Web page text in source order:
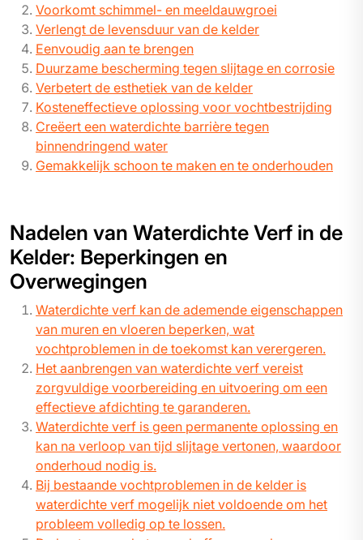
Voorkomt schimmel- en meeldauwgroei
Verlengt de levensduur van de kelder
Eenvoudig aan te brengen
Duurzame bescherming tegen slijtage en corrosie
Verbetert de esthetiek van de kelder
Kosteneffectieve oplossing voor vochtbestrijding
Creëert een waterdichte barrière tegen
binnendringend water
Gemakkelijk schoon te maken en te onderhouden
Nadelen van Waterdichte Verf in de
Kelder: Beperkingen en
Overwegingen
Waterdichte verf kan de ademende eigenschappen
van muren en vloeren beperken, wat
vochtproblemen in de toekomst kan verergeren.
Het aanbrengen van waterdichte verf vereist
zorgvuldige voorbereiding en uitvoering om een
effectieve afdichting te garanderen.
Waterdichte verf is geen permanente oplossing en
kan na verloop van tijd slijtage vertonen, waardoor
onderhoud nodig is.
Bij bestaande vochtproblemen in de kelder is
waterdichte verf mogelijk niet voldoende om het
probleem volledig op te lossen.